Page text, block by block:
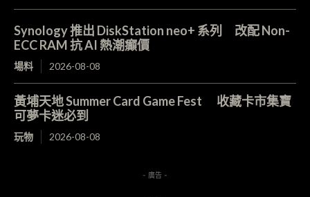
Synology 推出 DiskStation neo+ 系列 改配 Non-
ECC RAM 抗 AI 熱潮癲價
場料 2026-08-08
黃埔天地 Summer Card Game Fest 收藏卡市集寶
可夢卡迷必到
玩物 2026-08-08
- 廣告 -